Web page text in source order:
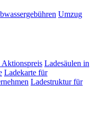
Umzug
Ladesäulen in
Ladekarte für
Ladestruktur für